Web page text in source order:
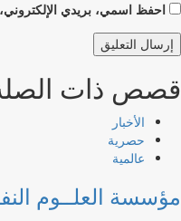
احفظ اسمي، بريدي
قصص ذات
الأخبار
حصرية
عالمية
مؤسسة العلــوم